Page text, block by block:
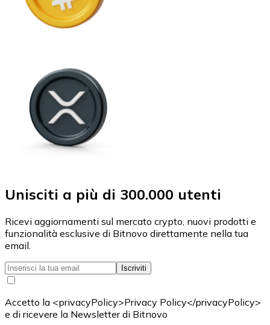
Unisciti a più di 300.000 utenti
Ricevi aggiornamenti sul mercato crypto, nuovi prodotti e
funzionalità esclusive di Bitnovo direttamente nella tua
email.
Iscriviti
Accetto la <privacyPolicy>Privacy Policy</privacyPolicy>
e di ricevere la Newsletter di Bitnovo